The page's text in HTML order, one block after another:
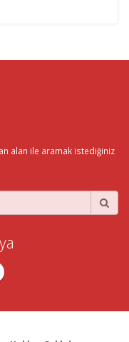
alan ile aramak istediğiniz